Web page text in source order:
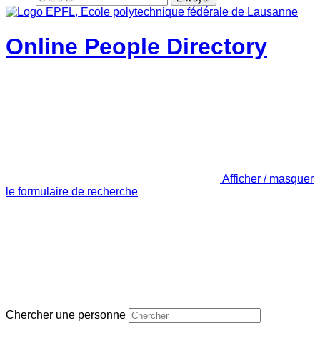
Online People Directory
Afficher / masquer
le formulaire de recherche
Chercher une personne